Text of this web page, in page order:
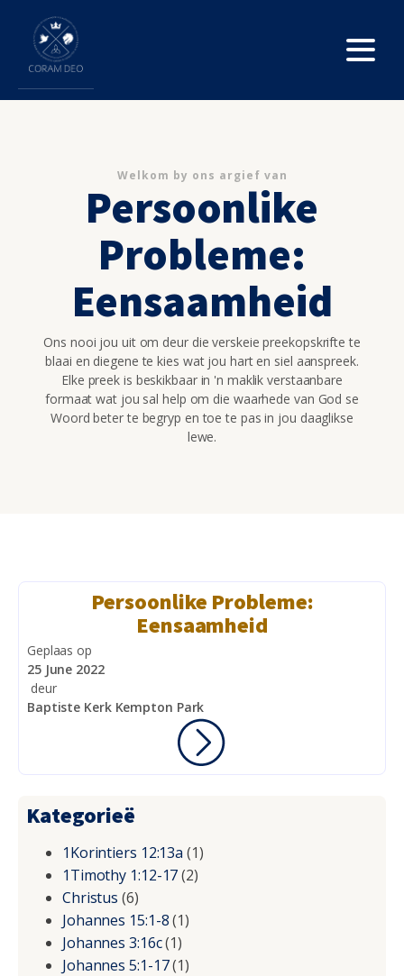
Welkom by ons argief van
Persoonlike
Probleme:
Eensaamheid
Ons nooi jou uit om deur die verskeie preekopskrifte te
blaai en diegene te kies wat jou hart en siel aanspreek.
Elke preek is beskikbaar in 'n maklik verstaanbare
formaat wat jou sal help om die waarhede van God se
Woord beter te begryp en toe te pas in jou daaglikse
lewe.
Persoonlike Probleme:
Eensaamheid
Geplaas op
25 June 2022
deur
Baptiste Kerk Kempton Park
Kategorieë
1Korintiers 12:13a (1)
1Timothy 1:12-17(2)
Christus (6)
Johannes 15:1-8(1)
Johannes 3:16c(1)
Johannes 5:1-17(1)